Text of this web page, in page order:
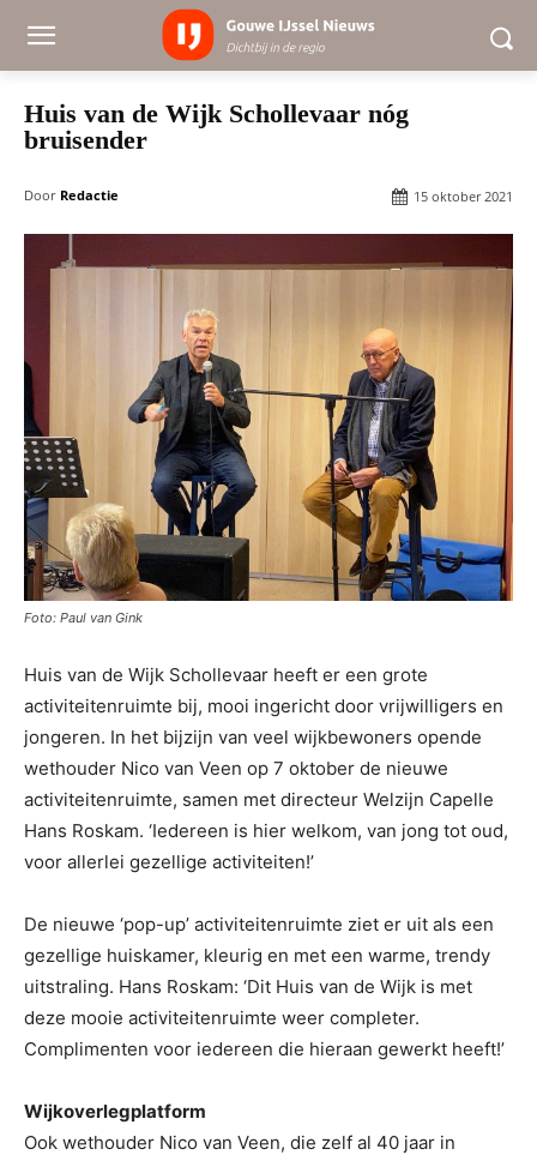
Huis van de Wijk Schollevaar nóg
bruisender
Door Redactie 15 oktober 2021
Foto: Paul van Gink
Huis van de Wijk Schollevaar heeft er een grote
activiteitenruimte bij, mooi ingericht door vrijwilligers en
jongeren. In het bijzijn van veel wijkbewoners opende
wethouder Nico van Veen op 7 oktober de nieuwe
activiteitenruimte, samen met directeur Welzijn Capelle
Hans Roskam. ‘Iedereen is hier welkom, van jong tot oud,
voor allerlei gezellige activiteiten!’
De nieuwe ‘pop-up’ activiteitenruimte ziet er uit als een
gezellige huiskamer, kleurig en met een warme, trendy
uitstraling. Hans Roskam: ‘Dit Huis van de Wijk is met
deze mooie activiteitenruimte weer completer.
Complimenten voor iedereen die hieraan gewerkt heeft!’
Wijkoverlegplatform
Ook wethouder Nico van Veen, die zelf al 40 jaar in